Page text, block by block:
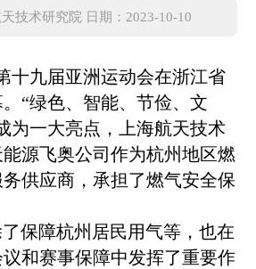
技术研究院 日期：2023-10-10
十九届亚洲运动会在浙江省
“绿色、智能、节俭、文
为一大亮点，上海航天技术
源飞奥公司作为杭州地区燃
供应商，承担了燃气安全保
了保障杭州居民用气等，也在
和赛事保障中发挥了重要作